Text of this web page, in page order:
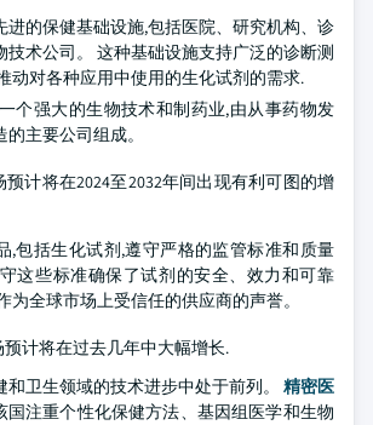
进的保健基础设施,包括医院、研究机构、诊
技术公司。 这种基础设施支持广泛的诊断测
动对各种应用中使用的生化试剂的需求.
个强大的生物技术和制药业,由从事药物发
主要公司组成。
计将在2024至2032年间出现有利可图的增
,包括生化试剂,遵守严格的监管标准和质量
这些标准确保了试剂的安全、效力和可靠
为全球市场上受信任的供应商的声誉。
计将在过去几年中大幅增长.
和卫生领域的技术进步中处于前列。 精密医
国注重个性化保健方法、基因组医学和生物